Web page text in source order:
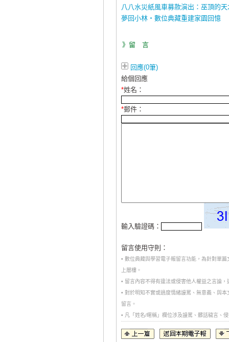
八八水災紙風車募款演出：巫頂的
夢回小林‧數位典藏重建家園回憶
》留 言
回應(0筆)
給個回應
*姓名：
*郵件：
輸入驗證碼：
留言使用守則：
• 數位典藏與學習電子報留言功能，為針對單
上層樓。
• 留言內容不得有違法或侵害他人權益之言論
• 對於明知不實或過度情緒謾罵、無意義、與
留言。
• 凡「姓名/暱稱」欄位涉及謾罵、髒話穢言、